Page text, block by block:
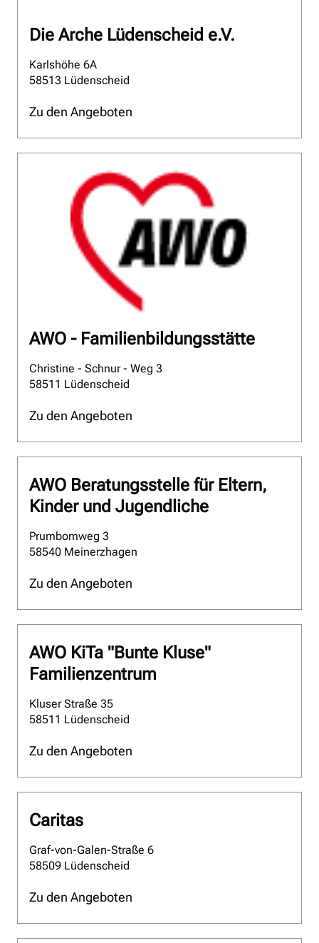
Die Arche Lüdenscheid e.V.
Karlshöhe 6A
58513 Lüdenscheid
Zu den Angeboten
AWO - Familienbildungsstätte
Christine - Schnur - Weg 3
58511 Lüdenscheid
Zu den Angeboten
AWO Beratungsstelle für Eltern,
Kinder und Jugendliche
Prumbomweg 3
58540 Meinerzhagen
Zu den Angeboten
AWO KiTa "Bunte Kluse"
Familienzentrum
Kluser Straße 35
58511 Lüdenscheid
Zu den Angeboten
Caritas
Graf-von-Galen-Straße 6
58509 Lüdenscheid
Zu den Angeboten